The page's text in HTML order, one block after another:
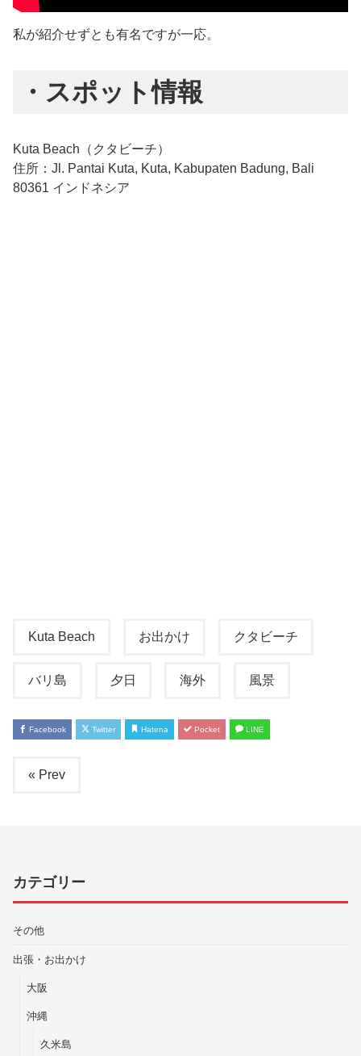
私が紹介せずとも有名ですが一応。
・スポット情報
Kuta Beach（クタビーチ）
住所：Jl. Pantai Kuta, Kuta, Kabupaten Badung, Bali
80361 インドネシア
Kuta Beach お出かけ クタビーチ
バリ島 夕日 海外 風景
Facebook Twitter Hatena Pocket LINE
« Prev
カテゴリー
その他
出張・お出かけ
大阪
沖縄
久米島